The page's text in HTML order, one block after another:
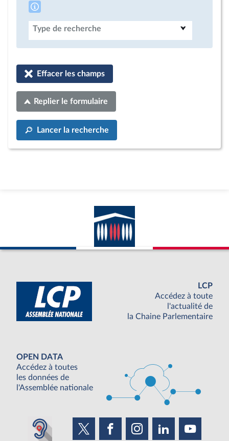
Type de recherche
Effacer les champs
Replier le formulaire
Lancer la recherche
LCP
Accédez à toute
l'actualité de
la Chaine Parlementaire
OPEN DATA
Accédez à toutes
les données de
l'Assemblée nationale